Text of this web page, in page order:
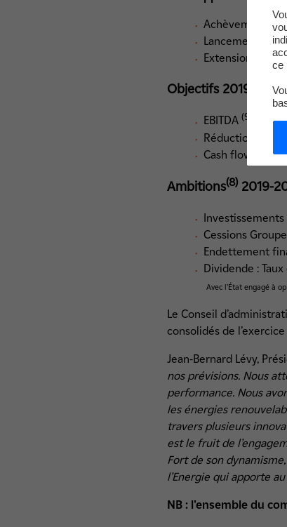
Achèvement de
Lancement du
Extension de
Objectifs 2019
EBITDA (9)
: 15,3
Réduction des
Cash flow hors
Ambitions(8)2019-
Cessions
Endettement
Dividende :
Avec l’État engagé à
Le Conseil
consolidés de
Jean-Bernard Lévy,
nos prévisions. Nous
performance. Nous
les énergies
travers plusieurs
est le fruit de
Fort de son
l’Energie qui apporte
NB : l'ensemble du
ce